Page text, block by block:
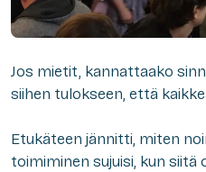
Jos mietit, kannattaako
siihen tulokseen, että
Etukäteen jännitti, miten
toimiminen sujuisi, kun siitä